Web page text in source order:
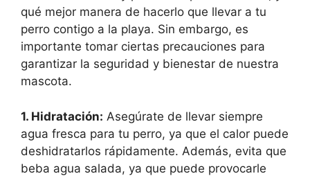
qué mejor manera de hacerlo que llevar a tu
perro contigo a la playa. Sin embargo, es
importante tomar ciertas precauciones para
garantizar la seguridad y bienestar de nuestra
mascota.
1. Hidratación: Asegúrate de llevar siempre
agua fresca para tu perro, ya que el calor puede
deshidratarlos rápidamente. Además, evita que
beba agua salada, ya que puede provocarle